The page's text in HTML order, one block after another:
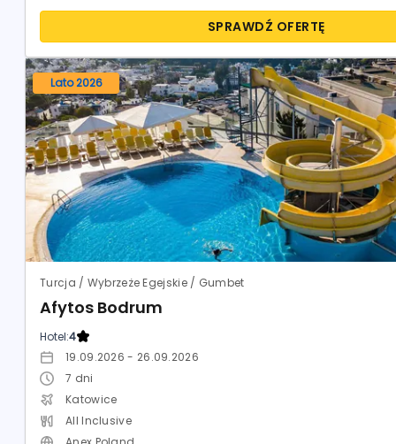
SPRAWDŹ OFERTĘ
Lato 2026
Turcja / Wybrzeże Egejskie / Gumbet
Afytos Bodrum
Hotel:4
19.09.2026 - 26.09.2026
7 dni
Katowice
All Inclusive